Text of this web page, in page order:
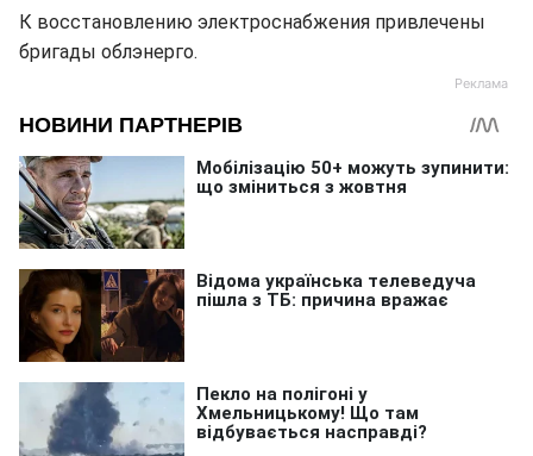
К восстановлению электроснабжения привлечены
бригады облэнерго.